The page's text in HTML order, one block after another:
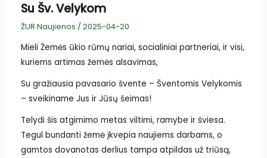
Su Šv. Velykom
ŽUR Naujienos / 2025-04-20
Mieli Žemės ūkio rūmų nariai, socialiniai partneriai, ir visi,
kuriems artimas žemės alsavimas,
Su gražiausia pavasario švente – Šventomis Velykomis
– sveikiname Jus ir Jūsų šeimas!
Telydi šis atgimimo metas viltimi, ramybe ir šviesa.
Tegul bundanti žemė įkvepia naujiems darbams, o
gamtos dovanotas derlius tampa atpildas už triūsą,